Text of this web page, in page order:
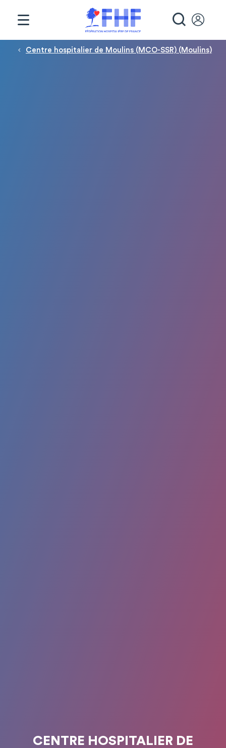
Fil d'Ariane
Centre hospitalier de Moulins (MCO-SSR) (Moulins)
CENTRE HOSPITALIER DE
Panneau de gestion des cookies